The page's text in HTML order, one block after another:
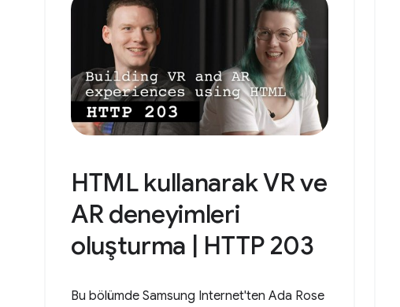
HTML kullanarak VR ve
AR deneyimleri
oluşturma | HTTP 203
Bu bölümde Samsung Internet'ten Ada Rose